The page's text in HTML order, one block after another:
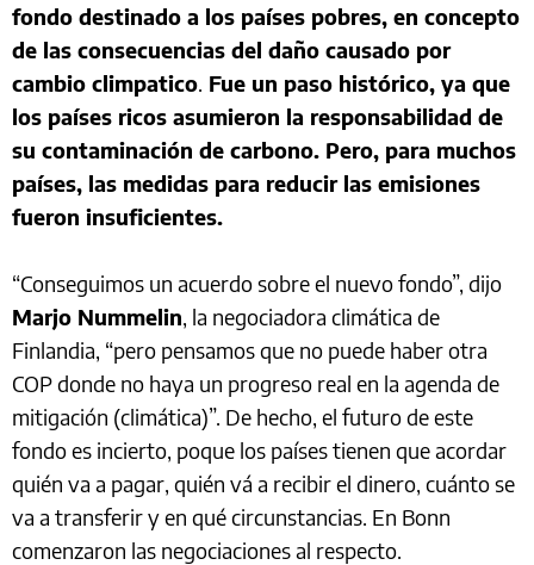
fondo destinado a los países pobres, en concepto
de las consecuencias del daño causado por
cambio climpatico. Fue un paso histórico, ya que
los países ricos asumieron la responsabilidad de
su contaminación de carbono. Pero, para muchos
países, las medidas para reducir las emisiones
fueron insuficientes.
“Conseguimos un acuerdo sobre el nuevo fondo”, dijo
Marjo Nummelin, la negociadora climática de
Finlandia, “pero pensamos que no puede haber otra
COP donde no haya un progreso real en la agenda de
mitigación (climática)”. De hecho, el futuro de este
fondo es incierto, poque los países tienen que acordar
quién va a pagar, quién vá a recibir el dinero, cuánto se
va a transferir y en qué circunstancias. En Bonn
comenzaron las negociaciones al respecto.